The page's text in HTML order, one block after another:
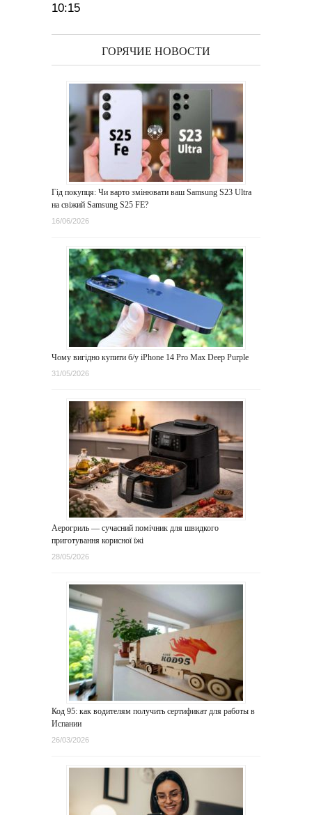
10:15
ГОРЯЧИЕ НОВОСТИ
Гід покупця: Чи варто змінювати ваш Samsung S23 Ultra
на свіжий Samsung S25 FE?
16/06/2026
Чому вигідно купити б/у iPhone 14 Pro Max Deep Purple
31/05/2026
Аерогриль — сучасний помічник для швидкого
приготування корисної їжі
28/05/2026
Код 95: как водителям получить сертификат для работы в
Испании
26/03/2026